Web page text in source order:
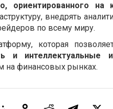
ориентированного на
внедрять
по всему миру.
которая
и интеллектуальные
на финансовых рынках.